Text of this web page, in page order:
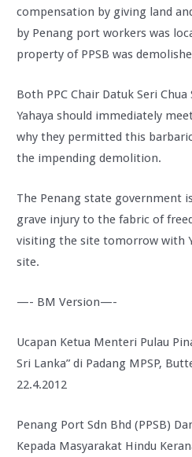
compensation by giving land
by Penang port workers was
property of PPSB was
Both PPC Chair Datuk Seri
Yahaya should immediately
why they permitted this
the impending demolition.
The Penang state government
grave injury to the fabric of
visiting the site tomorrow with
site.
—- BM Version—-
Ucapan Ketua Menteri Pulau
Sri Lanka” di Padang MPSP,
22.4.2012
Penang Port Sdn Bhd (PPSB)
Kepada Masyarakat Hindu